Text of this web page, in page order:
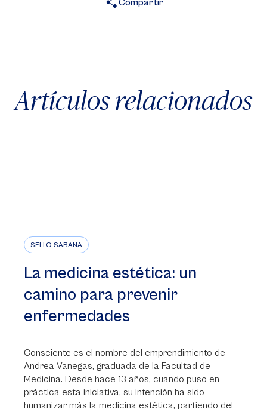
Compartir
Artículos relacionados
SELLO SABANA
La medicina estética: un
camino para prevenir
enfermedades
Consciente es el nombre del emprendimiento de
Andrea Vanegas, graduada de la Facultad de
Medicina. Desde hace 13 años, cuando puso en
práctica esta iniciativa, su intención ha sido
humanizar más la medicina estética, partiendo del